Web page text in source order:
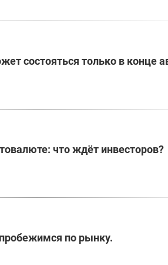
состояться только в конце
что ждёт инвесторов?
по рынку.